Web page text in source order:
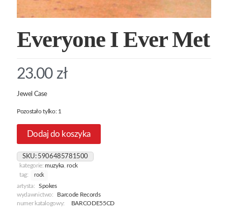
Everyone I Ever Met
23.00 zł
Jewel Case
Pozostało tylko: 1
Dodaj do koszyka
SKU: 5906485781500
kategorie:muzyka,rock
tag:
rock
artysta:
Spokes
wydawnictwo:
Barcode Records
numer katalogowy:
BARCODE55CD